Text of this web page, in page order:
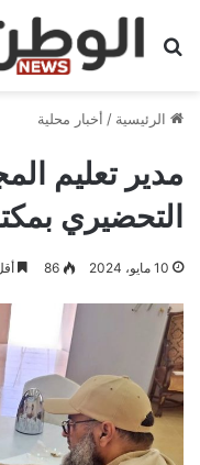
بحث عن
الرئيسية / أخبار محلية
مدير تعليم
التحضيري
10 مايو، 2024 86